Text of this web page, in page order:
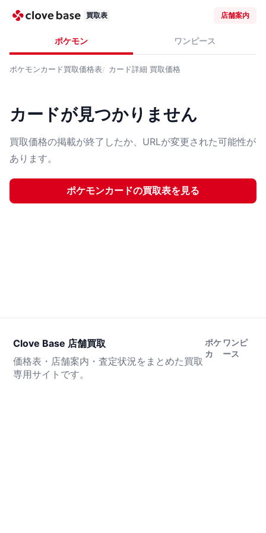
買取表 店舗案内
ポケモン ワンピース
ポケモンカード買取価格表 カード詳細 買取価格
カードが見つかりません
買取価格の掲載が終了したか、URLが変更された可能性が
あります。
ポケモンカードの買取表を見る
Clove Base 店舗買取
価格表・店舗案内・査定状況をまとめた買取
専用サイトです。
ポケ
カ
ワンピ
ース